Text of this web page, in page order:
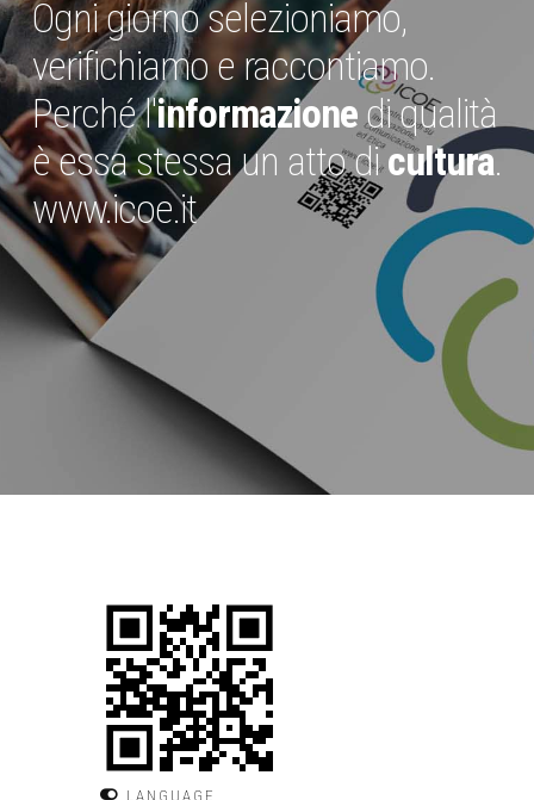
Ogni giorno selezioniamo,
verifichiamo e raccontiamo.
Perché l'informazionedi qualità
è essa stessa un atto dicultura.
www.icoe.it
LANGUAGE